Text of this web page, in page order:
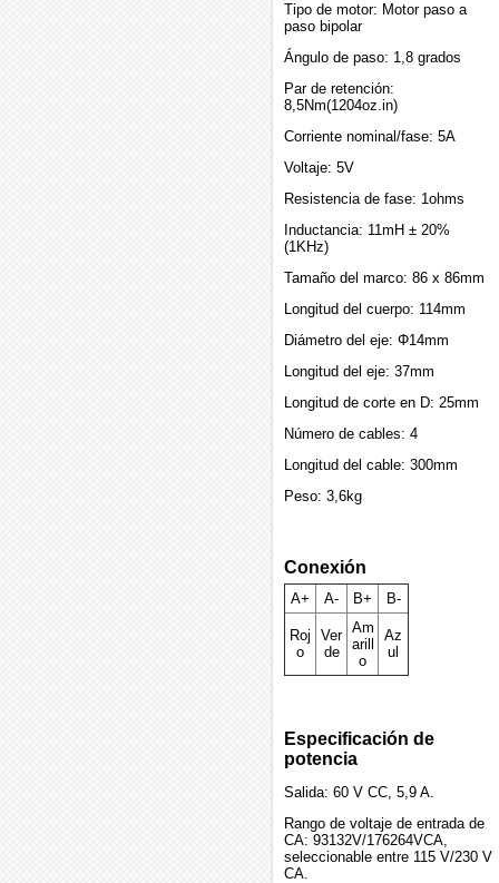
Tipo de motor: Motor paso a
paso bipolar
Ángulo de paso: 1,8 grados
Par de retención:
8,5Nm(1204oz.in)
Corriente nominal/fase: 5A
Voltaje: 5V
Resistencia de fase: 1ohms
Inductancia: 11mH ± 20%
(1KHz)
Tamaño del marco: 86 x 86mm
Longitud del cuerpo: 114mm
Diámetro del eje: Φ14mm
Longitud del eje: 37mm
Longitud de corte en D: 25mm
Número de cables: 4
Longitud del cable: 300mm
Peso: 3,6kg
Conexión
A+ A- B+ B-
Roj
o
Ver
de
Am
arill
o
Az
ul
Especificación de
potencia
Salida: 60 V CC, 5,9 A.
Rango de voltaje de entrada de
CA: 93132V/176264VCA,
seleccionable entre 115 V/230 V
CA.